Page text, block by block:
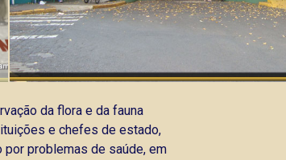
da flora e da fauna
e chefes de estado,
problemas de saúde, em